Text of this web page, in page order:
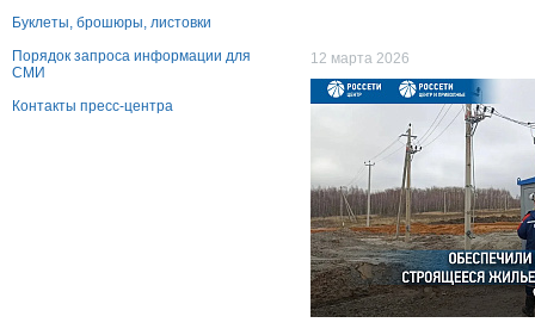
Буклеты, брошюры, листовки
Порядок запроса информации для
СМИ
Контакты пресс-центра
12 марта 2026